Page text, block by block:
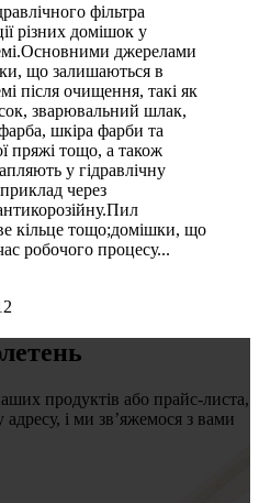
фільтра
різних домішок у
джерелами
що залишаються в
після очищення, такі як
зварювальний шлак,
шкіра фарби та
пряжі тощо, а також
у гідравлічну
через
кільце тощо;домішки, що
робочого процесу...
продуктів або прайс-листа,
і ми зв’яжемося з вами